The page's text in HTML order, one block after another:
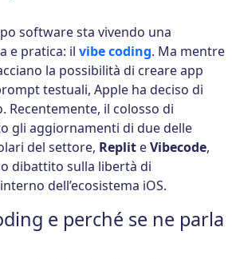
software sta vivendo una
e pratica: il vibe coding. Ma mentre
la possibilità di creare app
testuali, Apple ha deciso di
Recentemente, il colosso di
gli aggiornamenti di due delle
del settore, Replit eVibecode,
dibattito sulla libertà di
dell’ecosistema iOS.
e perché se ne parla